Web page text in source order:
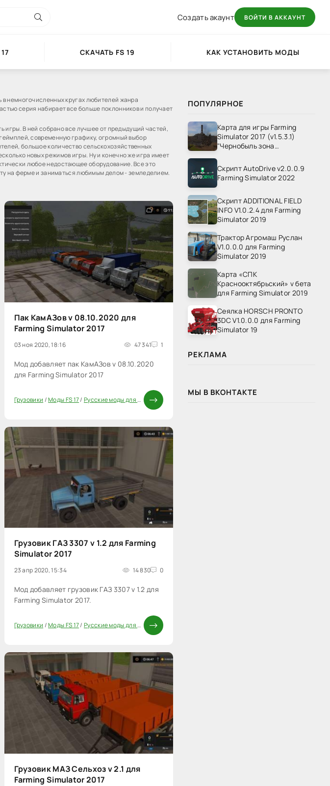
Создать акаунт ВОЙТИ В АККАУНТ
СКАЧАТЬ FS 19 КАК УСТАНОВИТЬ МОДЫ
немногочисленных кругах любителей жанра
серия набирает все больше поклонников и получает
игры. В ней собрано все лучшее от предыдущий частей,
современную графику, огромный выбор
большое количество сельскохозяйственных
новых режимов игры. Ну и конечно же игра имеет
любое недостающее оборудование. Все это
на ферме и заниматься любимым делом - земледелием.
17
Пак КамАЗов v 08.10.2020 для
Farming Simulator 2017
03 ноя 2020, 18:16 47 341 1
Мод добавляет пак КамАЗов v 08.10.2020
для Farming Simulator 2017
Грузовики /Моды FS 17/Русские моды для FS 17 /Русская техника FS 17
17
Грузовик ГАЗ 3307 v 1.2 для Farming
Simulator 2017
23 апр 2020, 15:34 14 830 0
Мод добавляет грузовик ГАЗ 3307 v 1.2 для
Farming Simulator 2017.
Грузовики /Моды FS 17/Русские моды для FS 17 /Моды ФС 17
Грузовик МАЗ Сельхоз v 2.1 для
Farming Simulator 2017
ПОПУЛЯРНОЕ
Карта для игры Farming
Simulator 2017 (v1.5.3.1)
"Чернобыль зона
Скрипт AutoDrive v2.0.0.9
Farming Simulator 2022
Скрипт ADDITIONAL FIELD
INFO V1.0.2.4 для Farming
Simulator 2019
Трактор Агромаш Руслан
V1.0.0.0 для Farming
Simulator 2019
Карта «СПК
Краснооктябрьский» v бета
для Farming Simulator 2019
Сеялка HORSCH PRONTO
3DC V1.0.0.0 для Farming
Simulator 19
РЕКЛАМА
МЫ В ВКОНТАКТЕ